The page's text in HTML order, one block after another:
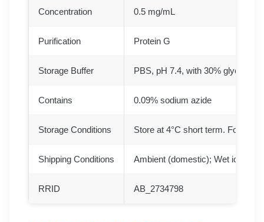
Concentration 0.5 mg/mL
Purification Protein G
Storage Buffer PBS, pH 7.4, with 30% glycerol,
Contains 0.09% sodium azide
Storage Conditions Store at 4°C short term. For
Shipping Conditions Ambient (domestic); Wet ice
RRID AB_2734798